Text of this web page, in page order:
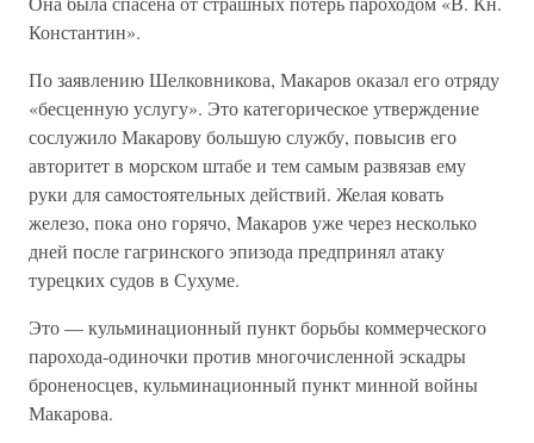
Константин».
По заявлению Шелковникова, Макаров оказал его отряду
«бесценную услугу». Это категорическое утверждение
сослужило Макарову большую службу, повысив его
авторитет в морском штабе и тем самым развязав ему
руки для самостоятельных действий. Желая ковать
железо, пока оно горячо, Макаров уже через несколько
дней после гагринского эпизода предпринял атаку
турецких судов в Сухуме.
Это — кульминационный пункт борьбы коммерческого
парохода-одиночки против многочисленной эскадры
броненосцев, кульминационный пункт минной войны
Макарова.